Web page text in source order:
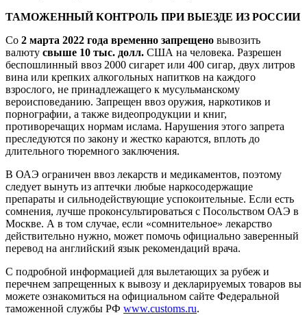
ТАМОЖЕННЫЙ КОНТРОЛЬ ПРИ ВЫЕЗДЕ ИЗ РОССИИ
Со 2 марта 2022 года временно запрещено вывозить
валюту свыше 10 тыс. долл. США на человека. Разрешен
беспошлинный ввоз 2000 сигарет или 400 сигар, двух литров
вина или крепких алкогольных напитков на каждого
взрослого, не принадлежащего к мусульманскому
вероисповеданию. Запрещен ввоз оружия, наркотиков и
порнографии, а также видеопродукции и книг,
противоречащих нормам ислама. Нарушения этого запрета
преследуются по закону и жестко караются, вплоть до
длительного тюремного заключения.
В ОАЭ ограничен ввоз лекарств и медикаментов, поэтому
следует вынуть из аптечки любые наркосодержащие
препараты и сильнодействующие успокоительные. Если есть
сомнения, лучше проконсультироваться с Посольством ОАЭ в
Москве. А в том случае, если «сомнительное» лекарство
действительно нужно, может помочь официально заверенный
перевод на английский язык рекомендаций врача.
С подробной информацией для вылетающих за рубеж и
перечнем запрещенных к вывозу и декларируемых товаров вы
можете ознакомиться на официальном сайте Федеральной
таможенной службы РФ www.customs.ru.